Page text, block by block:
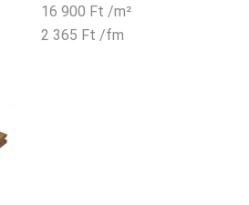
16 900 Ft /m²
2 365 Ft /fm